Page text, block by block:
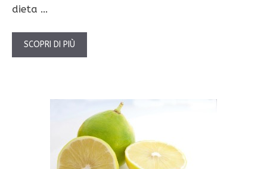
dieta …
SCOPRI DI PIÙ